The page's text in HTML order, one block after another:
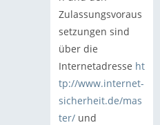
Zulassungsvoraus
setzungen sind
über die
Internetadresse ht
tp://www.internet-
sicherheit.de/mas
ter/und